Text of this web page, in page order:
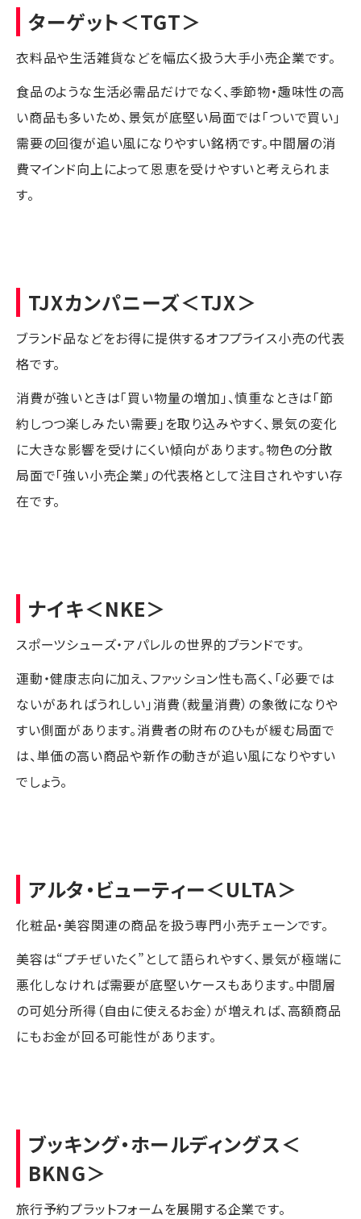
ターゲット＜TGT＞
衣料品や生活雑貨などを幅広く扱う大手小売企業です。
食品のような生活必需品だけでなく、季節物・趣味性の高
い商品も多いため、景気が底堅い局面では「ついで買い」
需要の回復が追い風になりやすい銘柄です。中間層の消
費マインド向上によって恩恵を受けやすいと考えられま
す。
TJXカンパニーズ＜TJX＞
ブランド品などをお得に提供するオフプライス小売の代表
格です。
消費が強いときは「買い物量の増加」、慎重なときは「節
約しつつ楽しみたい需要」を取り込みやすく、景気の変化
に大きな影響を受けにくい傾向があります。物色の分散
局面で「強い小売企業」の代表格として注目されやすい存
在です。
ナイキ＜NKE＞
スポーツシューズ・アパレルの世界的ブランドです。
運動・健康志向に加え、ファッション性も高く、「必要では
ないがあればうれしい」消費（裁量消費）の象徴になりや
すい側面があります。消費者の財布のひもが緩む局面で
は、単価の高い商品や新作の動きが追い風になりやすい
でしょう。
アルタ・ビューティー＜ULTA＞
化粧品・美容関連の商品を扱う専門小売チェーンです。
美容は“プチぜいたく”として語られやすく、景気が極端に
悪化しなければ需要が底堅いケースもあります。中間層
の可処分所得（自由に使えるお金）が増えれば、高額商品
にもお金が回る可能性があります。
ブッキング・ホールディングス＜
BKNG＞
旅行予約プラットフォームを展開する企業です。